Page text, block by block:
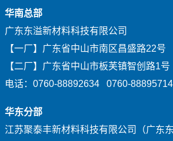
华南总部
广东东溢新材料科技有限公司
【一厂】广东省中山市南区昌盛路22号
【二厂】广东省中山市板芙镇智创路1号
电话：0760-88892634 0760-88895714
华东分部
江苏聚泰丰新材料科技有限公司（广东